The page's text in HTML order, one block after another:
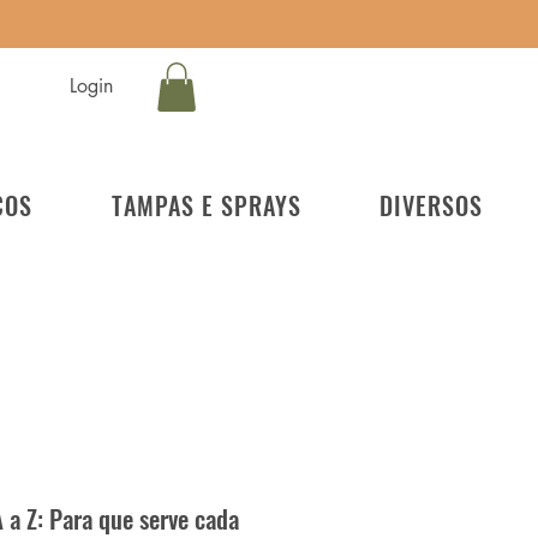
Login
TAMPAS E SPRAYS DIVERSOS
Z: Para que serve cada